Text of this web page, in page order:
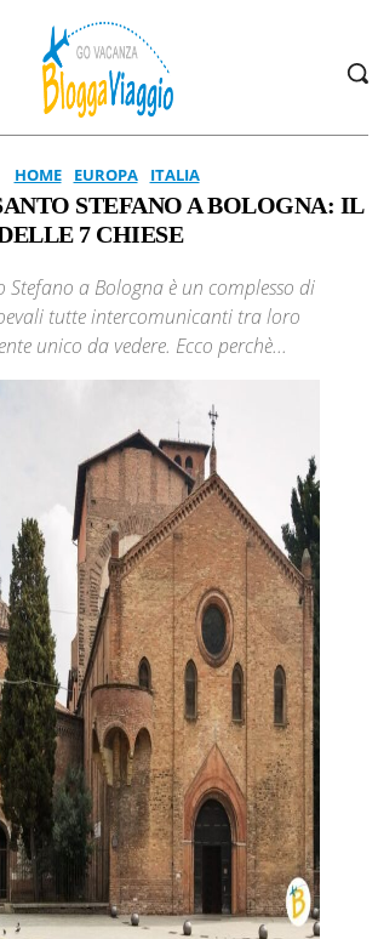
HOME EUROPA ITALIA
STEFANO A BOLOGNA: IL
7 CHIESE
Stefano a Bologna è un complesso di
tutte intercomunicanti tra loro
unico da vedere. Ecco perchè...